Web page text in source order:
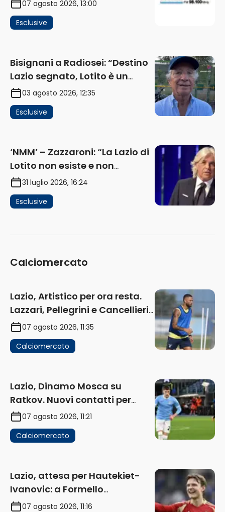
investimenti non arrivano i
ricavi” (AUDIO)
07 agosto 2026, 13:00
Esclusive
Bisignani a Radiosei: “Destino
Lazio segnato, Lotito è un
problema, la chiave sono
Flaminio e politica. La protesta
e gli interessi dei fondi”
03 agosto 2026, 12:35
Esclusive
‘NMM’ – Zazzaroni: “La Lazio di
Lotito non esiste e non
funziona più. E’ ora di lasciare,
ma lui non ascolta. Pignataro?
Ho verificato…” (AUDIO)
31 luglio 2026, 16:24
Esclusive
Calciomercato
Lazio, Artistico per ora resta.
Lazzari, Pellegrini e Cancellieri
in uscita
07 agosto 2026, 11:35
Calciomercato
Lazio, Dinamo Mosca su
Ratkov. Nuovi contatti per
Pinamonti
07 agosto 2026, 11:21
Calciomercato
Lazio, attesa per Hautekiet-
Ivanovic: a Formello
attendono risposte
07 agosto 2026, 11:16